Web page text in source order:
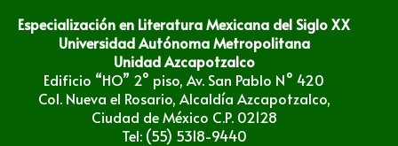
Especialización en Literatura Mexicana del Siglo XX
Universidad Autónoma Metropolitana
Unidad Azcapotzalco
Edificio “HO” 2° piso, Av. San Pablo N° 420
Col. Nueva el Rosario, Alcaldía Azcapotzalco,
Ciudad de México C.P. 02128
Tel: (55) 5318-9440